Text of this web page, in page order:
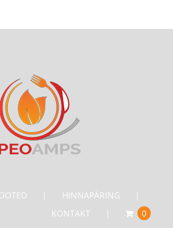
HINNAPÄRING
KONTAKT
0